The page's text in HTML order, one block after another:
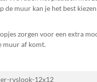
de muur kan je het best
zorgen voor een extra
muur af komt.
rvslook-12x12